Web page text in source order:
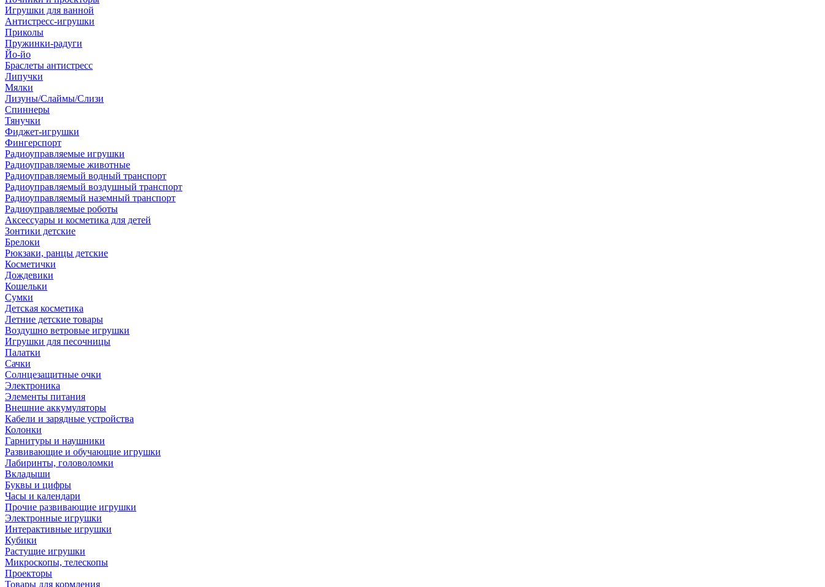
Игрушки для ванной
Антистресс-игрушки
Приколы
Пружинки-радуги
Йо-йо
Браслеты антистресс
Липучки
Мялки
Лизуны/Слаймы/Слизи
Спиннеры
Тянучки
Фиджет-игрушки
Фингерспорт
Радиоуправляемые игрушки
Радиоуправляемые животные
Радиоуправляемый водный транспорт
Радиоуправляемый воздушный транспорт
Радиоуправляемый наземный транспорт
Радиоуправляемые роботы
Аксессуары и косметика для детей
Зонтики детские
Брелоки
Рюкзаки, ранцы детские
Косметички
Дождевики
Кошельки
Сумки
Детская косметика
Летние детские товары
Воздушно ветровые игрушки
Игрушки для песочницы
Палатки
Сачки
Солнцезащитные очки
Электроника
Элементы питания
Внешние аккумуляторы
Кабели и зарядные устройства
Колонки
Гарнитуры и наушники
Развивающие и обучающие игрушки
Лабиринты, головоломки
Вкладыши
Буквы и цифры
Часы и календари
Прочие развивающие игрушки
Электронные игрушки
Интерактивные игрушки
Кубики
Растущие игрушки
Микроскопы, телескопы
Проекторы
Товары для кормления